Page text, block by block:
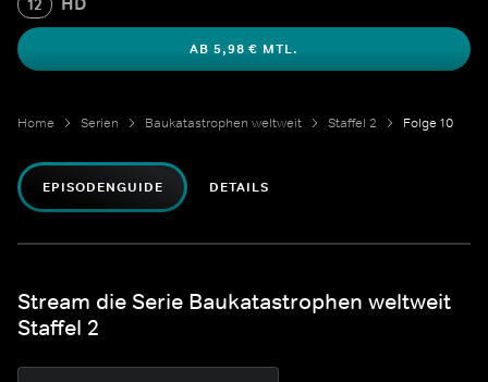
12
AB 5,98 € MTL.
Home Serien Baukatastrophen weltweit Staffel 2 Folge 10
EPISODENGUIDE DETAILS
Stream die Serie Baukatastrophen weltweit
Staffel 2